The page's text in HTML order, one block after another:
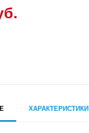
ХАРАКТЕРИСТИКИ